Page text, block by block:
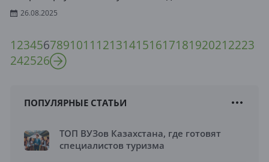
26.08.2025
1234567891011 121314151617181920212223
242526
ПОПУЛЯРНЫЕ СТАТЬИ
ТОП ВУЗов Казахстана, где готовят
специалистов туризма